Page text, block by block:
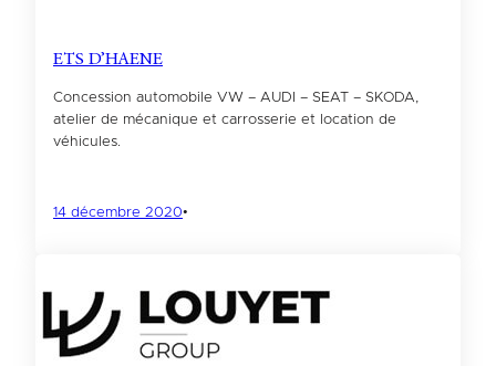
ETS D’HAENE
Concession automobile VW – AUDI – SEAT – SKODA,
atelier de mécanique et carrosserie et location de
véhicules.
14 décembre 2020•